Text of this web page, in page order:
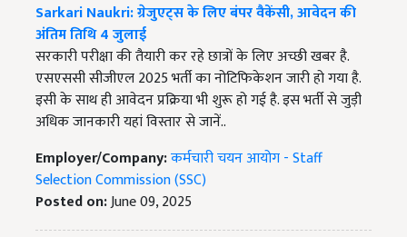
Sarkari Naukri: ग्रेजुएट्स के लिए बंपर वैकेंसी, आवेदन की
अंतिम तिथि 4 जुलाई
सरकारी परीक्षा की तैयारी कर रहे छात्रों के लिए अच्छी खबर है.
एसएससी सीजीएल 2025 भर्ती का नोटिफिकेशन जारी हो गया है.
इसी के साथ ही आवेदन प्रक्रिया भी शुरू हो गई है. इस भर्ती से जुड़ी
अधिक जानकारी यहां विस्तार से जानें..
Employer/Company:कर्मचारी चयन आयोग - Staff
Selection Commission (SSC)
Posted on:June 09, 2025